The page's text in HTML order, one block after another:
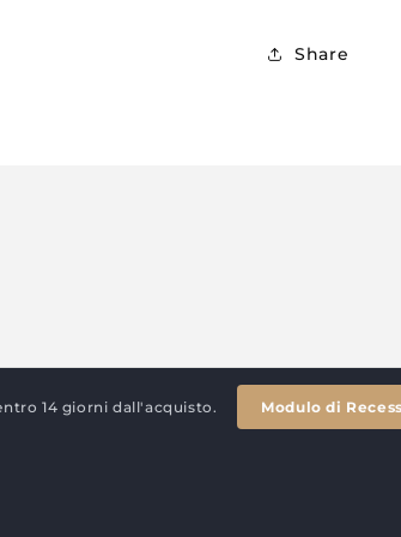
Share
14 giorni dall'acquisto. Modulo di